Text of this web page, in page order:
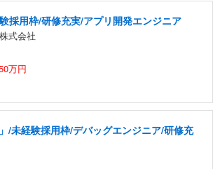
採用枠/研修充実/アプリ開発エンジニア
式会社
万円
/未経験採用枠/デバッグエンジニア/研修充